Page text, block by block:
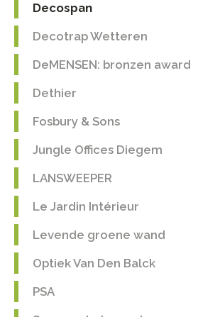
Decospan
Decotrap Wetteren
DeMENSEN: bronzen award
Dethier
Fosbury & Sons
Jungle Offices Diegem
LANSWEEPER
Le Jardin Intérieur
Levende groene wand
Optiek Van Den Balck
PSA